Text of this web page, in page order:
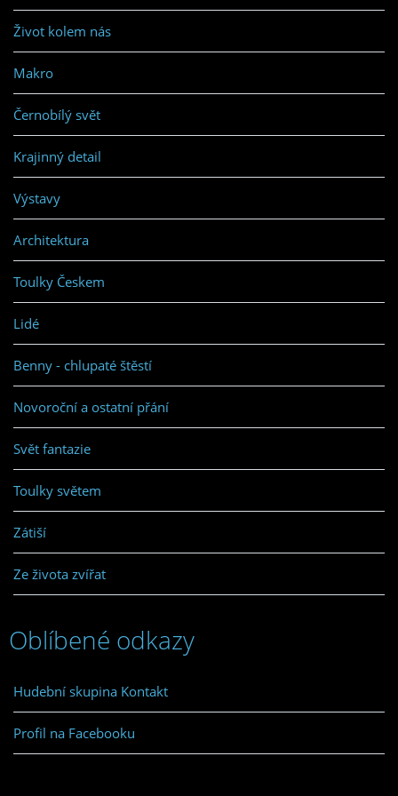
Život kolem nás
Makro
Černobílý svět
Krajinný detail
Výstavy
Architektura
Toulky Českem
Lidé
Benny - chlupaté štěstí
Novoroční a ostatní přání
Svět fantazie
Toulky světem
Zátiší
Ze života zvířat
Oblíbené odkazy
Hudební skupina Kontakt
Profil na Facebooku